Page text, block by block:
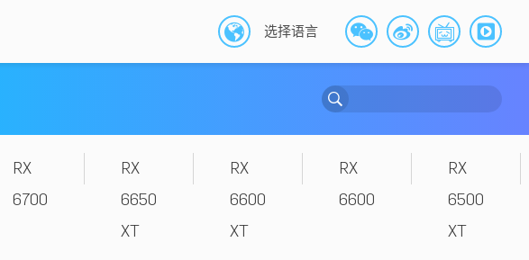
选择语言
RX
6700
RX
6650
XT
RX
6600
XT
RX
6600
RX
6500
XT